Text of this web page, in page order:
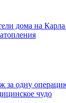
дома на Карла
за одну
чудо